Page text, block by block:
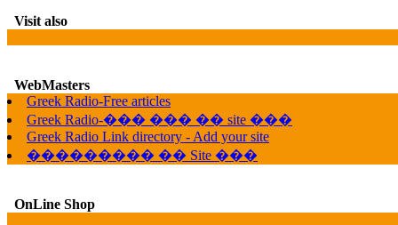
Visit also
WebMasters
Greek Radio-Free articles
Greek Radio-��� ��� �� site ���
Greek Radio Link directory - Add your site
��������� �� Site ���
OnLine Shop